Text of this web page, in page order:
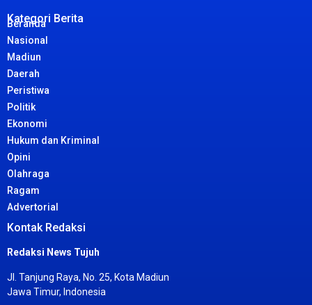
Kategori Berita
Beranda
Nasional
Madiun
Daerah
Peristiwa
Politik
Ekonomi
Hukum dan Kriminal
Opini
Olahraga
Ragam
Advertorial
Kontak Redaksi
Redaksi News Tujuh
Jl. Tanjung Raya, No. 25, Kota Madiun
Jawa Timur, Indonesia